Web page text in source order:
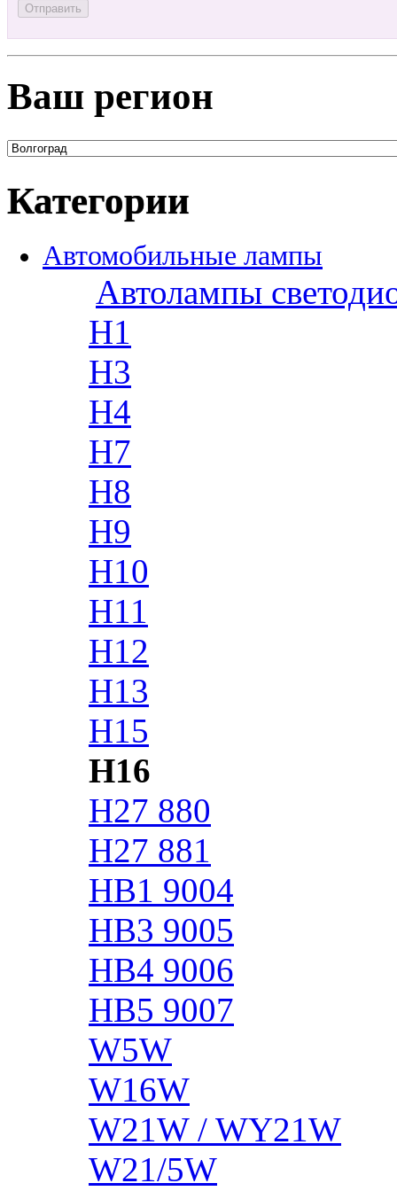
Ваш регион
Категории
Автомобильные лампы
Автолампы
H1
H3
H4
H7
H8
H9
H10
H11
H12
H13
H15
H16
H27 880
H27 881
HB1 9004
HB3 9005
HB4 9006
HB5 9007
W5W
W16W
W21W / WY21W
W21/5W